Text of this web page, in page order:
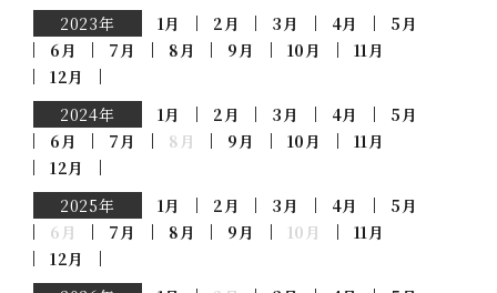
2023年
1月 2月 3月 4月
5月
6月
7月 8月 9月 10月
11月
12月
2024年
1月 2月 3月 4月
5月
6月
7月 8月 9月 10月
11月
12月
2025年
1月 2月 3月 4月
5月
6月
7月 8月 9月 10月
11月
12月